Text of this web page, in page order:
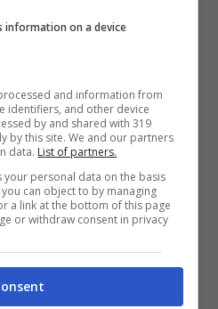
ottenuto
da parte dei
perso l’occasione
a Mya unbuon
che bella
“14 anni di purezza.
ci sono ragazze che
information on a device
and information from
identifiers, and other device
by and shared with 319
by this site. We and our partners
data. List of partners.
your personal data on the basis
can object to by managing
a link at the bottom of this page
or withdraw consent in privacy